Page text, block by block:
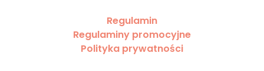
Regulamin
Regulaminy promocyjne
Polityka prywatności